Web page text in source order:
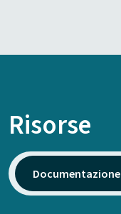
Risorse
Documentazione